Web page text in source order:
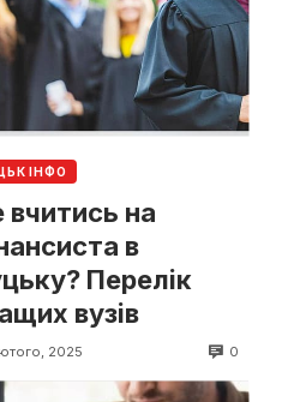
ІНФО
вчитись на
в
Перелік
вузів
2025 0